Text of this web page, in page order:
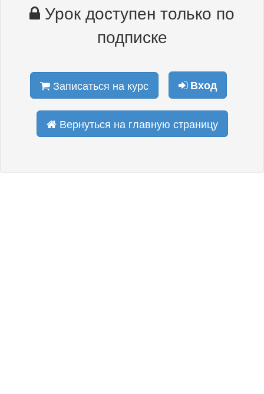
Урок доступен только по
подписке
Записаться на курс Вход
Вернуться на главную страницу